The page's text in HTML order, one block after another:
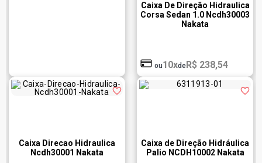
Caixa De Direção Hidraulica
Corsa Sedan 1.0 Ncdh30003
Nakata
ou10xdeR$ 238,54
Caixa Direcao Hidraulica
Ncdh30001 Nakata
Caixa de Direção Hidráulica
Palio NCDH10002 Nakata